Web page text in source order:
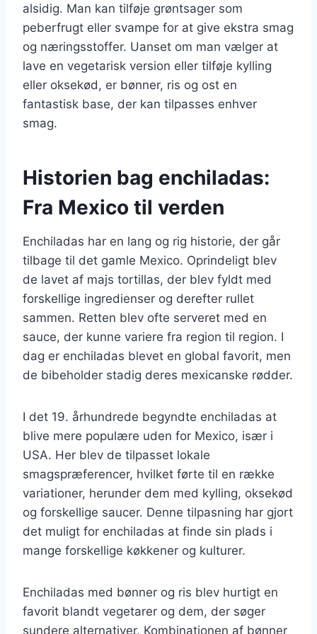
alsidig. Man kan tilføje grøntsager som
peberfrugt eller svampe for at give ekstra smag
og næringsstoffer. Uanset om man vælger at
lave en vegetarisk version eller tilføje kylling
eller oksekød, er bønner, ris og ost en
fantastisk base, der kan tilpasses enhver
smag.
Historien bag enchiladas:
Fra Mexico til verden
Enchiladas har en lang og rig historie, der går
tilbage til det gamle Mexico. Oprindeligt blev
de lavet af majs tortillas, der blev fyldt med
forskellige ingredienser og derefter rullet
sammen. Retten blev ofte serveret med en
sauce, der kunne variere fra region til region. I
dag er enchiladas blevet en global favorit, men
de bibeholder stadig deres mexicanske rødder.
I det 19. århundrede begyndte enchiladas at
blive mere populære uden for Mexico, især i
USA. Her blev de tilpasset lokale
smagspræferencer, hvilket førte til en række
variationer, herunder dem med kylling, oksekød
og forskellige saucer. Denne tilpasning har gjort
det muligt for enchiladas at finde sin plads i
mange forskellige køkkener og kulturer.
Enchiladas med bønner og ris blev hurtigt en
favorit blandt vegetarer og dem, der søger
sundere alternativer. Kombinationen af bønner